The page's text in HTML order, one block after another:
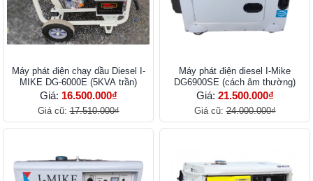
Máy phát điện chạy dầu Diesel I-
MIKE DG-6000E (5KVA trần)
Giá: 16.500.000₫
Giá cũ:17.510.000₫
Máy phát điện diesel I-Mike
DG6900SE (cách âm thường)
Giá: 21.500.000₫
Giá cũ:24.000.000₫